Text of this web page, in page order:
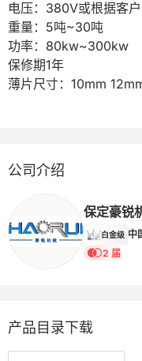
电压：380V或根据客
重量：5吨~30吨
功率：80kw~300kw
保修期1年
薄片尺寸：10mm
公司介绍
保定豪锐
白金级 中
2 届
产品目录下载